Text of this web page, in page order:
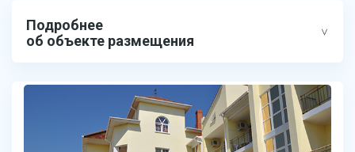
Подробнее
об объекте размещения